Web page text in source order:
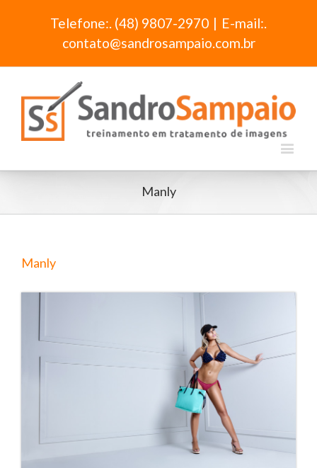
Telefone:. (48) 9807-2970 | E-mail:.
contato@sandrosampaio.com.br
Manly
Manly